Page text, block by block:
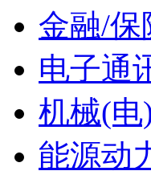
金融/保
电子通
机械(
能源动